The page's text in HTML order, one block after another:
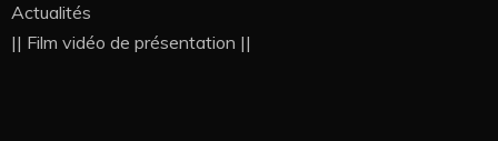
Actualités
|| Film vidéo de présentation ||